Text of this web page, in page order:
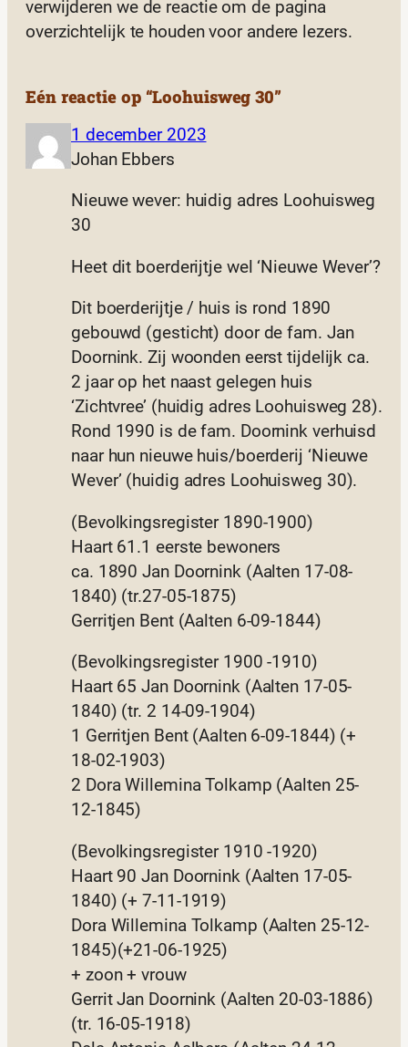
verwijderen we de reactie om de pagina
overzichtelijk te houden voor andere lezers.
Eén reactie op “Loohuisweg 30”
1 december 2023
Johan Ebbers
Nieuwe wever: huidig adres Loohuisweg
30
Heet dit boerderijtje wel ‘Nieuwe Wever’?
Dit boerderijtje / huis is rond 1890
gebouwd (gesticht) door de fam. Jan
Doornink. Zij woonden eerst tijdelijk ca.
2 jaar op het naast gelegen huis
‘Zichtvree’ (huidig adres Loohuisweg 28).
Rond 1990 is de fam. Doornink verhuisd
naar hun nieuwe huis/boerderij ‘Nieuwe
Wever’ (huidig adres Loohuisweg 30).
(Bevolkingsregister 1890-1900)
Haart 61.1 eerste bewoners
ca. 1890 Jan Doornink (Aalten 17-08-
1840) (tr.27-05-1875)
Gerritjen Bent (Aalten 6-09-1844)
(Bevolkingsregister 1900 -1910)
Haart 65 Jan Doornink (Aalten 17-05-
1840) (tr. 2 14-09-1904)
1 Gerritjen Bent (Aalten 6-09-1844) (+
18-02-1903)
2 Dora Willemina Tolkamp (Aalten 25-
12-1845)
(Bevolkingsregister 1910 -1920)
Haart 90 Jan Doornink (Aalten 17-05-
1840) (+ 7-11-1919)
Dora Willemina Tolkamp (Aalten 25-12-
1845)(+21-06-1925)
+ zoon + vrouw
Gerrit Jan Doornink (Aalten 20-03-1886)
(tr. 16-05-1918)